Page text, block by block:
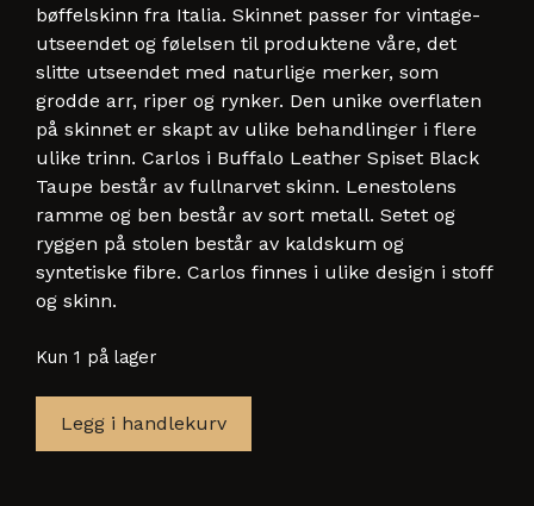
bøffelskinn fra Italia. Skinnet passer for vintage-
utseendet og følelsen til produktene våre, det
slitte utseendet med naturlige merker, som
grodde arr, riper og rynker. Den unike overflaten
på skinnet er skapt av ulike behandlinger i flere
ulike trinn. Carlos i Buffalo Leather Spiset Black
Taupe består av fullnarvet skinn. Lenestolens
ramme og ben består av sort metall. Setet og
ryggen på stolen består av kaldskum og
syntetiske fibre. Carlos finnes i ulike design i stoff
og skinn.
Kun 1 på lager
CARLOS
Legg i handlekurv